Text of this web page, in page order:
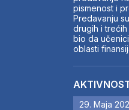
pismenost i
Predavanju
drugih i
bio da
oblasti
29. Maja